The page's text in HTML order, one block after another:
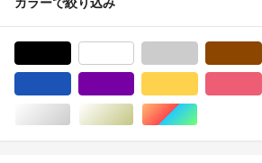
シルバー/銀色系ゴールド/金色系マルチカラー